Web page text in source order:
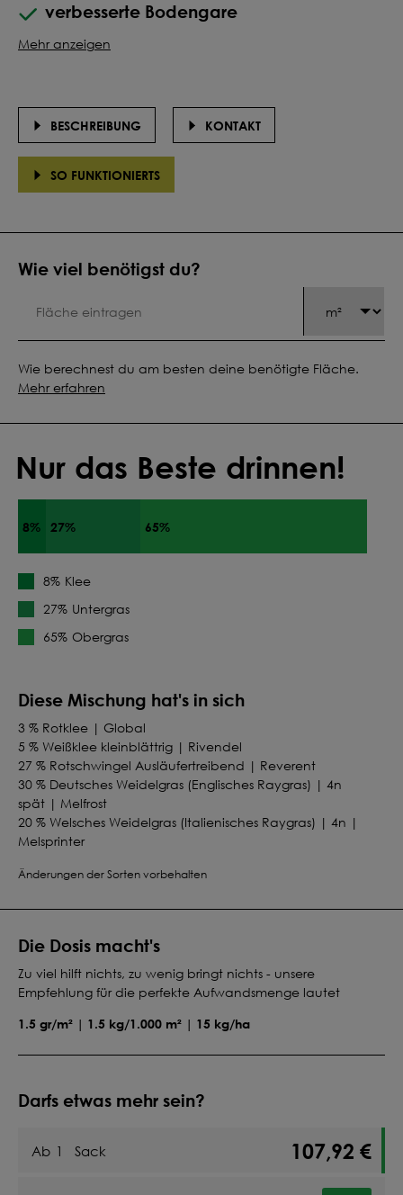
verbesserte Bodengare
Mehr anzeigen
Wie viel benötigst du?
Wie berechnest du am besten deine benötigte Fläche.
Mehr erfahren
Nur das Beste drinnen!
8% 27% 65%
8% Klee
27% Untergras
65% Obergras
Diese Mischung hat's in sich
3 % Rotklee | Global
5 % Weißklee kleinblättrig | Rivendel
27 % Rotschwingel Ausläufertreibend | Reverent
30 % Deutsches Weidelgras (Englisches Raygras) | 4n
spät | Melfrost
20 % Welsches Weidelgras (Italienisches Raygras) | 4n |
Melsprinter
Änderungen der Sorten vorbehalten
BESCHREIBUNG KONTAKT
SO FUNKTIONIERTS
Die Dosis macht's
Zu viel hilft nichts, zu wenig bringt nichts - unsere
Empfehlung für die perfekte Aufwandsmenge lautet
1.5 gr/m² | 1.5 kg/1.000 m² | 15 kg/ha
Darfs etwas mehr sein?
Ab 1 Sack 107,92 €